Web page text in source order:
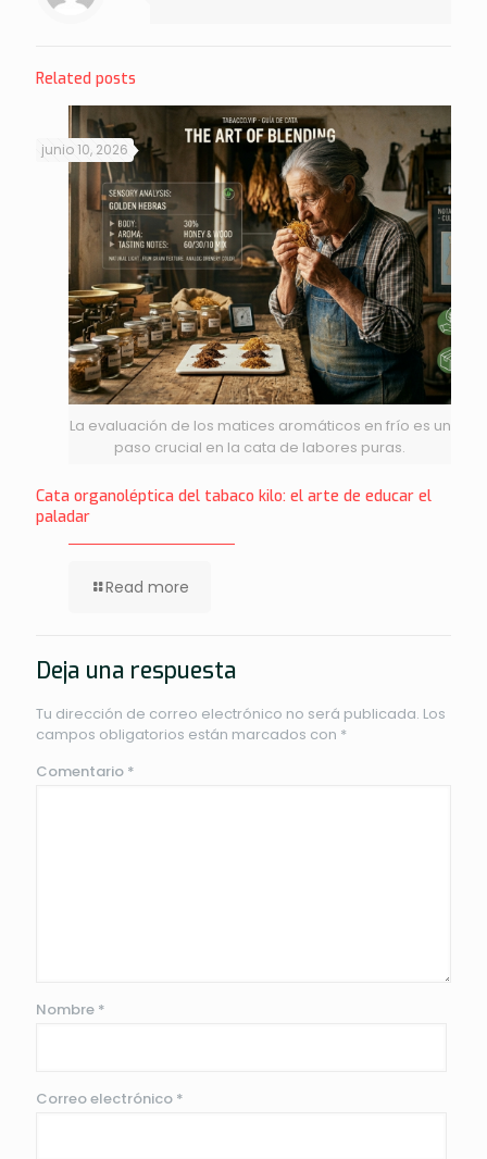
Related posts
La evaluación de los matices aromáticos en frío es un
paso crucial en la cata de labores puras.
junio 10, 2026
Cata organoléptica del tabaco kilo: el arte de educar el
paladar
Read more
Deja una respuesta
Tu dirección de correo electrónico no será publicada. Los
campos obligatorios están marcados con *
Comentario *
Nombre *
Correo electrónico *